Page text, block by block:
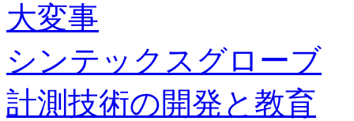
大変事
シンテックスグローブ
計測技術の開発と教育